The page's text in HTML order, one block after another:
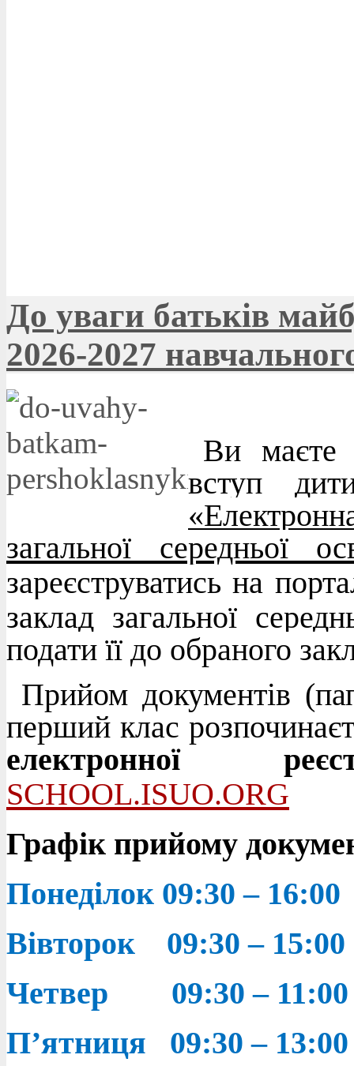
До уваги батьків
2026-2027
Ви маєте
вступ
загальної середньої
зареєструватись на
заклад загальної
подати її до обраного
Прийом документів
перший клас
електронної
SCHOOL.ISUO.ORG
Графік прийому
Понеділок 09:30 – 16:00
Вівторок 09:30 – 15:00
Четвер 09:30 – 11:00
П’ятниця 09:30 – 13:00